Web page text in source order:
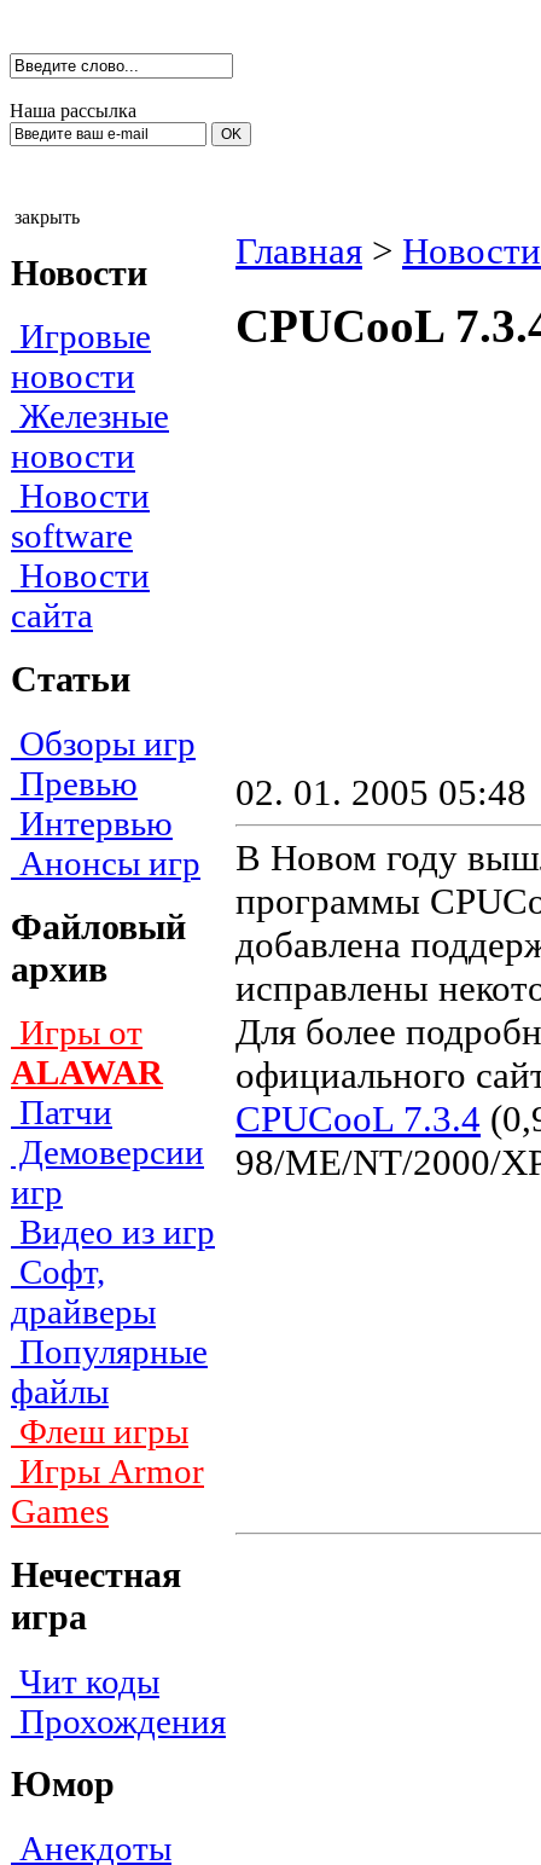
Наша рассылка
закрыть
Новости
Игровые
новости
Железные
новости
Новости
software
Новости
сайта
Статьи
Обзоры игр
Превью
Интервью
Анонсы игр
Файловый
архив
Игры от
ALAWAR
Патчи
Демоверсии
игр
Видео из игр
Софт,
драйверы
Популярные
файлы
Флеш игры
Игры Armor
Games
Нечестная
игра
Чит коды
Прохождения
Юмор
Анекдоты
Главная >
CPUCooL
02. 01. 2005 05:48
В Новом году
программы
добавлена
исправлены
Для более
официального
CPUCooL 7.3.4
98/ME/NT/2000/